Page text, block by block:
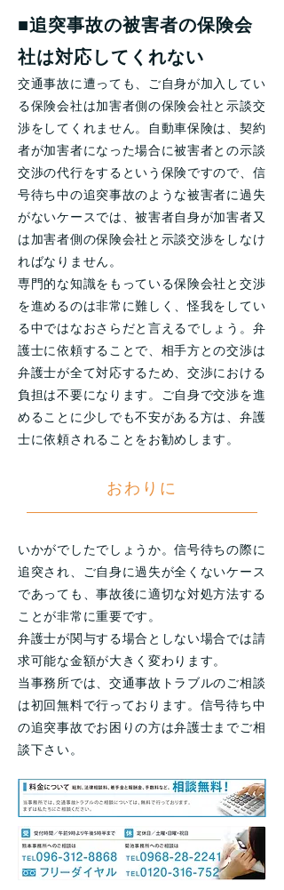
■追突事故の被害者の保険会
社は対応してくれない
交通事故に遭っても、ご自身が加入してい
る保険会社は加害者側の保険会社と示談交
渉をしてくれません。自動車保険は、契約
者が加害者になった場合に被害者との示談
交渉の代行をするという保険ですので、信
号待ち中の追突事故のような被害者に過失
がないケースでは、被害者自身が加害者又
は加害者側の保険会社と示談交渉をしなけ
ればなりません。
専門的な知識をもっている保険会社と交渉
を進めるのは非常に難しく、怪我をしてい
る中ではなおさらだと言えるでしょう。弁
護士に依頼することで、相手方との交渉は
弁護士が全て対応するため、交渉における
負担は不要になります。ご自身で交渉を進
めることに少しでも不安がある方は、弁護
士に依頼されることをお勧めします。
おわりに
いかがでしたでしょうか。信号待ちの際に
追突され、ご自身に過失が全くないケース
であっても、事故後に適切な対処方法する
ことが非常に重要です。
弁護士が関与する場合としない場合では請
求可能な金額が大きく変わります。
当事務所では、交通事故トラブルのご相談
は初回無料で行っております。信号待ち中
の追突事故でお困りの方は弁護士までご相
談下さい。